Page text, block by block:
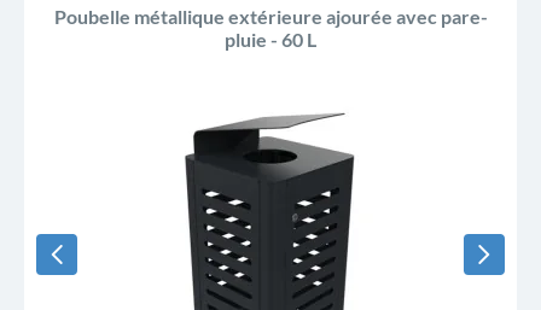
Poubelle métallique extérieure ajourée avec pare-
pluie - 60 L